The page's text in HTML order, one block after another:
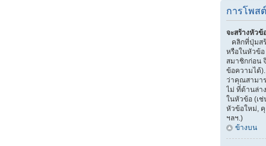
การโพส
จะสร้างหัวข้
คลิกที่ปุ่มส
หรือในหัวข้
สมาชิกก่อน
ข้อความได้
ว่าคุณสามา
ไม่ ที่ด้านล่า
ในหัวข้อ (เ
หัวข้อใหม่,
ฯลฯ.)
ข้างบน